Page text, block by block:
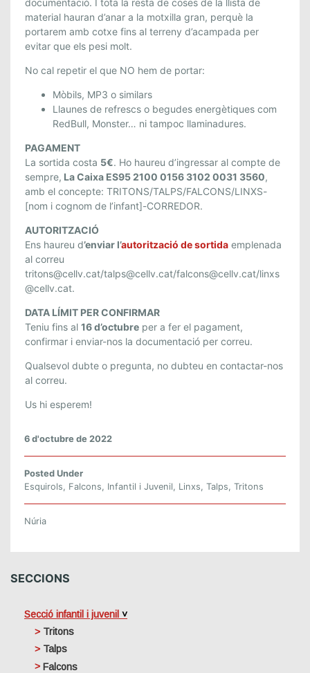
material hauran d’anar a la motxilla gran, perquè la
portarem amb cotxe fins al terreny d’acampada per
evitar que els pesi molt.
No cal repetir el que NO hem de portar:
Mòbils, MP3 o similars
Llaunes de refrescs o begudes energètiques com
RedBull, Monster… ni tampoc llaminadures.
PAGAMENT
La sortida costa 5€. Ho haureu d’ingressar al compte de
sempre, La Caixa ES95 2100 0156 3102 0031 3560,
amb el concepte: TRITONS/TALPS/FALCONS/LINXS-
[nom i cognom de l’infant]-CORREDOR.
AUTORITZACIÓ
Ens haureu d’enviar l’autorització de sortida emplenada
al correu
tritons@cellv.cat/talps@cellv.cat/falcons@cellv.cat/linxs
@cellv.cat.
DATA LÍMIT PER CONFIRMAR
Teniu fins al 16 d’octubre per a fer el pagament,
confirmar i enviar-nos la documentació per correu.
Qualsevol dubte o pregunta, no dubteu en contactar-nos
al correu.
Us hi esperem!
6 d'octubre de 2022
Posted Under
Esquirols, Falcons, Infantil i Juvenil, Linxs, Talps, Tritons
Núria
SECCIONS
Secció infantil i juvenil
Tritons
Talps
Falcons